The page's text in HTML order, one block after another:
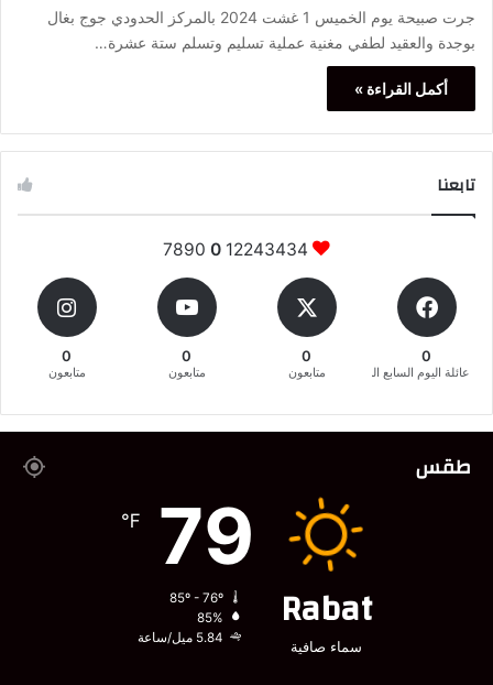
جرت صبيحة يوم الخميس 1 غشت 2024 بالمركز الحدودي جوج بغال
بوجدة والعقيد لطفي مغنية عملية تسليم وتسلم ستة عشرة…
أكمل القراءة »
تابعنا
12243434
0
0
عائلة اليوم السابع المغربية
0
متابعون
0
متابعون
0
متابعون
طقس
Rabat
سماء صافية
79
℉
85%
5.84 ميل/ساعة